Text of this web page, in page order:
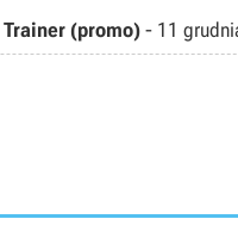
Trainer (promo) - 11